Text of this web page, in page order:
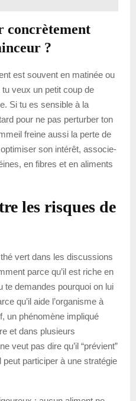
concrètement
?
est souvent en matinée ou
tu veux un petit coup de
Si tu es sensible à la
pour ne pas perturber ton
freine aussi la perte de
son intérêt, associe-
en fibres et en aliments
les risques de
vert dans les discussions
parce qu’il est riche en
demandes pourquoi on lui
qu’il aide l’organisme à
un phénomène impliqué
et dans plusieurs
veut pas dire qu’il “prévient”
peut participer à une stratégie